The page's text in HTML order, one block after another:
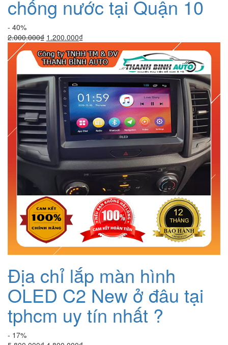
chống nước tại Quận 10
- 40%
2.000.000₫ Giá
là:
2.000.000₫.
1.200.000₫Giá
tại
là:
1.200.000₫.
Địa chỉ lắp màn hình
OLED C2 New ở đâu tại
tphcm uy tín nhất ?
- 17%